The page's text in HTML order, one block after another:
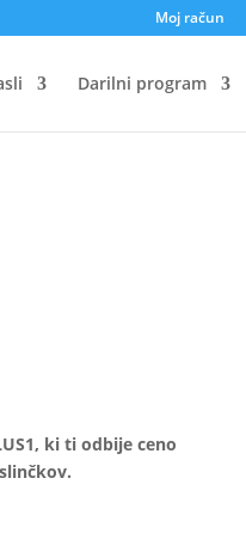
Moj račun
Darilni program
ki ti odbije ceno